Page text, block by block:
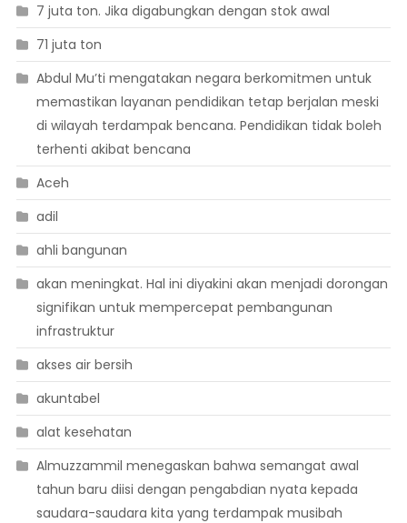
7 juta ton. Jika digabungkan dengan stok awal
71 juta ton
Abdul Mu’ti mengatakan negara berkomitmen untuk
memastikan layanan pendidikan tetap berjalan meski
di wilayah terdampak bencana. Pendidikan tidak boleh
terhenti akibat bencana
Aceh
adil
ahli bangunan
akan meningkat. Hal ini diyakini akan menjadi dorongan
signifikan untuk mempercepat pembangunan
infrastruktur
akses air bersih
akuntabel
alat kesehatan
Almuzzammil menegaskan bahwa semangat awal
tahun baru diisi dengan pengabdian nyata kepada
saudara-saudara kita yang terdampak musibah